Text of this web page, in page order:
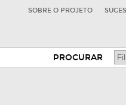
SOBRE O PROJETO
PROCURAR